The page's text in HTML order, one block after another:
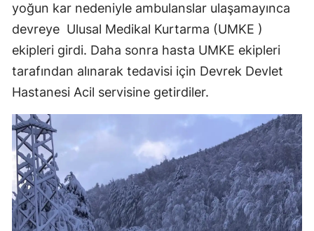
yoğun kar nedeniyle ambulanslar ulaşamayınca
devreye Ulusal Medikal Kurtarma (UMKE )
ekipleri girdi. Daha sonra hasta UMKE ekipleri
tarafından alınarak tedavisi için Devrek Devlet
Hastanesi Acil servisine getirdiler.